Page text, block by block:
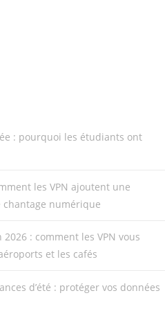
: pourquoi les étudiants ont
les VPN ajoutent une
numérique
: comment les VPN vous
et les cafés
d’été : protéger vos données